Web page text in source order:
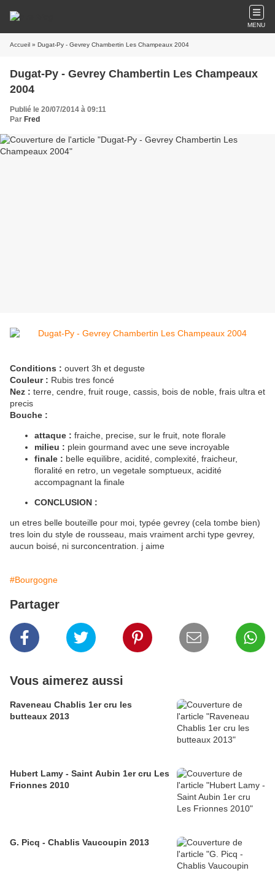
MENU
Accueil » Dugat-Py - Gevrey Chambertin Les Champeaux 2004
Dugat-Py - Gevrey Chambertin Les Champeaux
2004
Publié le 20/07/2014 à 09:11
Par Fred
Conditions : ouvert 3h et deguste
Couleur : Rubis tres foncé
Nez : terre, cendre, fruit rouge, cassis, bois de noble, frais ultra et
precis
Bouche :
attaque : fraiche, precise, sur le fruit, note florale
milieu : plein gourmand avec une seve incroyable
finale : belle equilibre, acidité, complexité, fraicheur,
floralité en retro, un vegetale somptueux, acidité
accompagnant la finale
CONCLUSION :
un etres belle bouteille pour moi, typée gevrey (cela tombe bien)
tres loin du style de rousseau, mais vraiment archi type gevrey,
aucun boisé, ni surconcentration. j aime
#Bourgogne
Partager
Vous aimerez aussi
Raveneau Chablis 1er cru les
butteaux 2013
Hubert Lamy - Saint Aubin 1er cru Les
Frionnes 2010
G. Picq - Chablis Vaucoupin 2013